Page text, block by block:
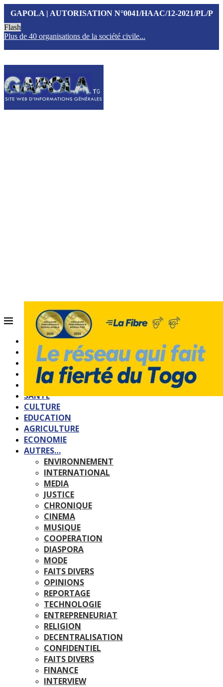
GAPOLA | AUTORISATION N°0041/HAAC/12-2021/PL/P
Flash
Plus de 40 organisations de la société civile...
ACCUEIL
QUI SOMMES-NOUS?
POLITIQUE
SOCIETE
SPORTS
SANTE
CULTURE
EDUCATION
AGRICULTURE
ECONOMIE
AUTRES…
ENVIRONNEMENT
INTERNATIONAL
MEDIA
JUSTICE
CHRONIQUE
CINEMA
MUSIQUE
COOPERATION
DIASPORA
MODE
FAITS DIVERS
OPINIONS
REPORTAGE
TECHNOLOGIE
ENTREPRENEURIAT
RELIGION
DECENTRALISATION
CONFIDENTIEL
FAITS DIVERS
FINANCE
INTERVIEW